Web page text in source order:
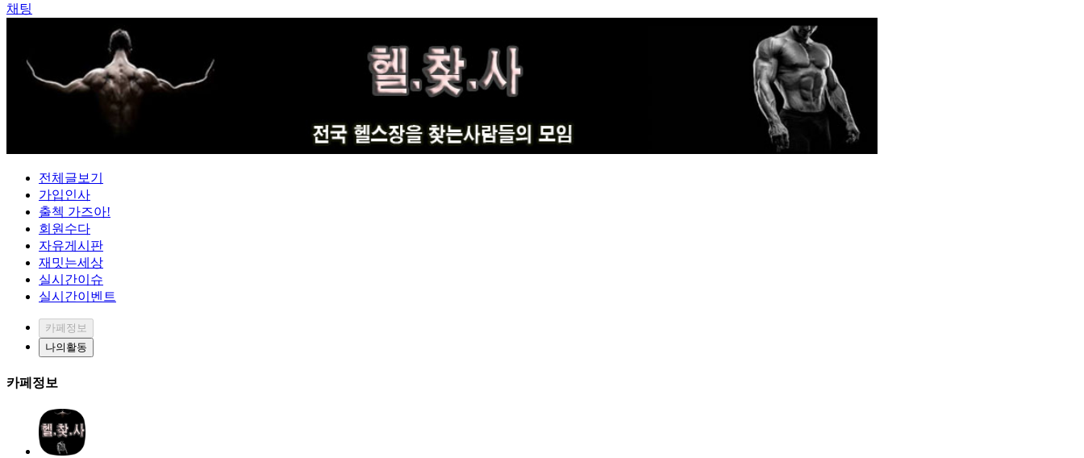
채팅
전체글보기
가입인사
출첵 가즈아!
회원수다
자유게시판
재밋는세상
실시간이슈
실시간이벤트
카페정보
나의활동
카페정보